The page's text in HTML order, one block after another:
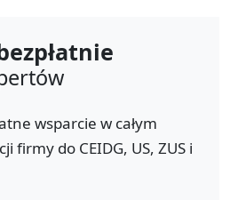
wsparcie w całym
firmy do CEIDG, US, ZUS i